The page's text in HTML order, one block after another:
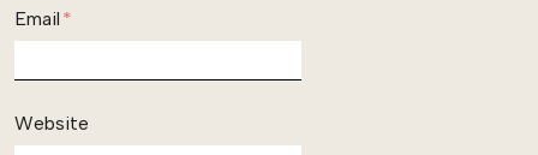
Email *
Website